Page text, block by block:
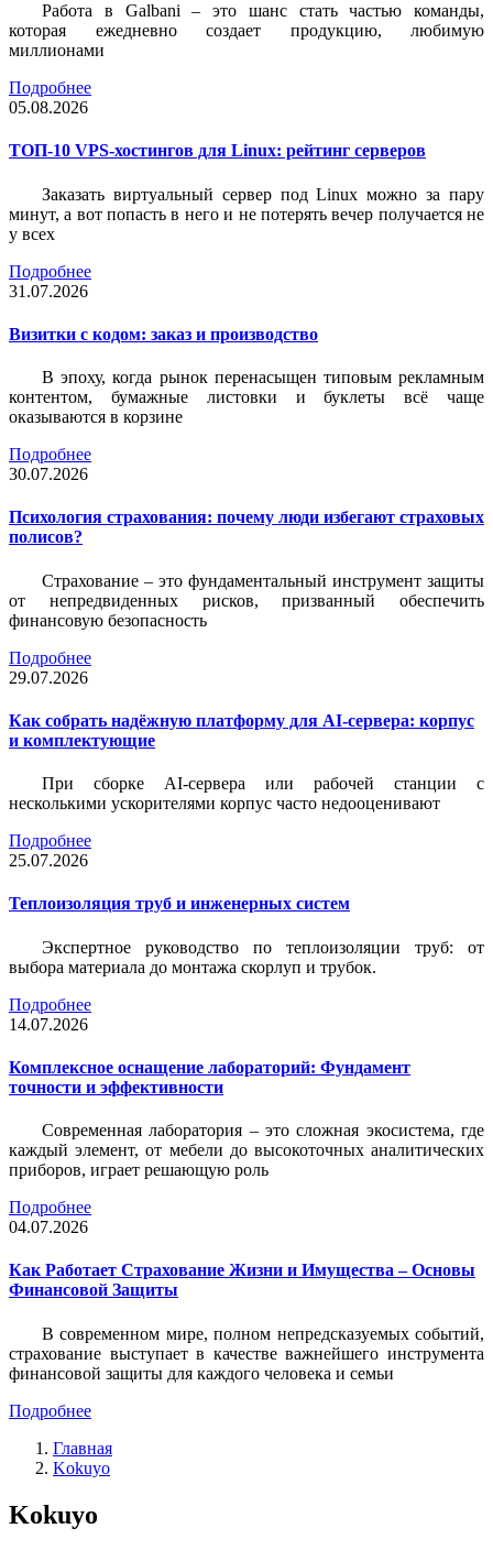
Работа в Galbani – это шанс стать частью команды,
которая ежедневно создает продукцию, любимую
миллионами
Подробнее
05.08.2026
ТОП-10 VPS-хостингов для Linux: рейтинг серверов
Заказать виртуальный сервер под Linux можно за пару
минут, а вот попасть в него и не потерять вечер получается не
у всех
Подробнее
31.07.2026
Визитки c кодом: заказ и производство
В эпоху, когда рынок перенасыщен типовым рекламным
контентом, бумажные листовки и буклеты всё чаще
оказываются в корзине
Подробнее
30.07.2026
Психология страхования: почему люди избегают страховых
полисов?
Страхование – это фундаментальный инструмент защиты
от непредвиденных рисков, призванный обеспечить
финансовую безопасность
Подробнее
29.07.2026
Как собрать надёжную платформу для AI-сервера: корпус
и комплектующие
При сборке AI-сервера или рабочей станции с
несколькими ускорителями корпус часто недооценивают
Подробнее
25.07.2026
Теплоизоляция труб и инженерных систем
Экспертное руководство по теплоизоляции труб: от
выбора материала до монтажа скорлуп и трубок.
Подробнее
14.07.2026
Комплексное оснащение лабораторий: Фундамент
точности и эффективности
Современная лаборатория – это сложная экосистема, где
каждый элемент, от мебели до высокоточных аналитических
приборов, играет решающую роль
Подробнее
04.07.2026
Как Работает Страхование Жизни и Имущества – Основы
Финансовой Защиты
В современном мире, полном непредсказуемых событий,
страхование выступает в качестве важнейшего инструмента
финансовой защиты для каждого человека и семьи
Подробнее
Главная
Kokuyo
Kokuyo